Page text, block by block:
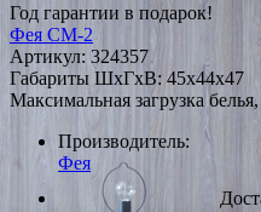
Год гарантии в подарок!
Фея СМ-2
Артикул: 324357
Габариты ШxГxВ: 45x44x47
Максимальная загрузка
Производитель:
Фея